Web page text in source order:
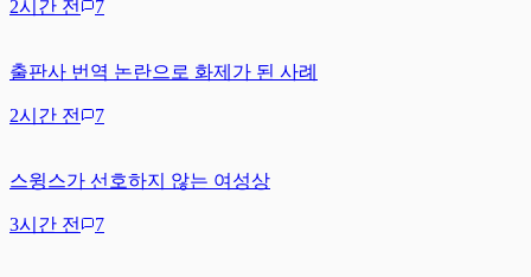
2시간 전 7
출판사 번역 논란으로 화제가 된 사례
2시간 전 7
스윙스가 선호하지 않는 여성상
3시간 전 7